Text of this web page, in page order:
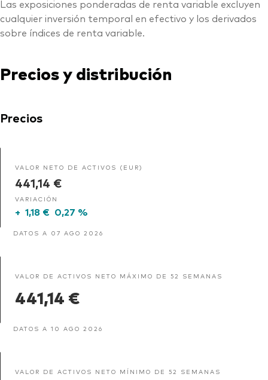
Las exposiciones ponderadas de renta variable excluyen
cualquier inversión temporal en efectivo y los derivados
sobre índices de renta variable.
Precios y distribución
Precios
VALOR NETO DE ACTIVOS (EUR)
441,14 €
VARIACIÓN
+ 1,18 € 0,27 %
DATOS A 07 AGO 2026
VALOR DE ACTIVOS NETO MÁXIMO DE 52 SEMANAS
441,14 €
DATOS A 10 AGO 2026
VALOR DE ACTIVOS NETO MÍNIMO DE 52 SEMANAS